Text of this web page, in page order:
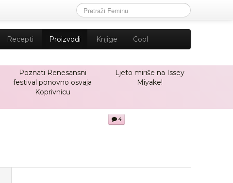
Recepti Proizvodi Knjige Cool
Poznati Renesansni
festival ponovno osvaja
Koprivnicu
Ljeto miriše na Issey
Miyake!
4